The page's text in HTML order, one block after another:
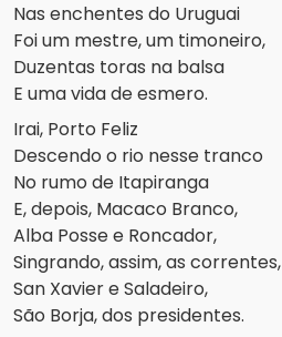
Nas enchentes do Uruguai
Foi um mestre, um timoneiro,
Duzentas toras na balsa
E uma vida de esmero.
Irai, Porto Feliz
Descendo o rio nesse tranco
No rumo de Itapiranga
E, depois, Macaco Branco,
Alba Posse e Roncador,
Singrando, assim, as correntes,
San Xavier e Saladeiro,
São Borja, dos presidentes.